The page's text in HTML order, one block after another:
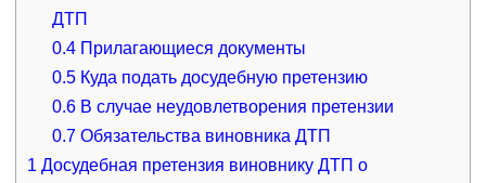
ДТП
0.4 Прилагающиеся документы
0.5 Куда подать досудебную претензию
0.6 В случае неудовлетворения претензии
0.7 Обязательства виновника ДТП
1 Досудебная претензия виновнику ДТП о